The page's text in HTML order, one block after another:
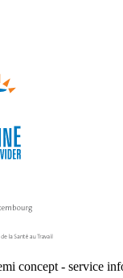
concept - service